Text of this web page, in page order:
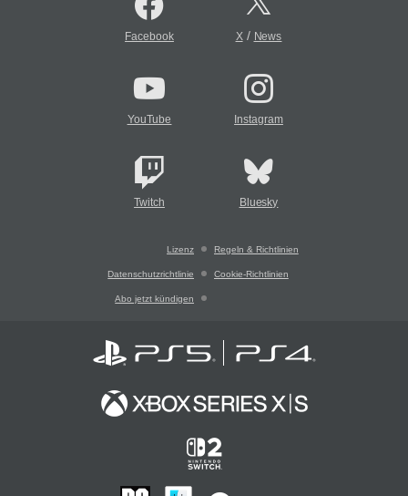
Facebook X/ News
YouTube Instagram
Twitch Bluesky
Lizenz Regeln & Richtlinien
Datenschutzrichtlinie Cookie-Richtlinien
Abo jetzt kündigen